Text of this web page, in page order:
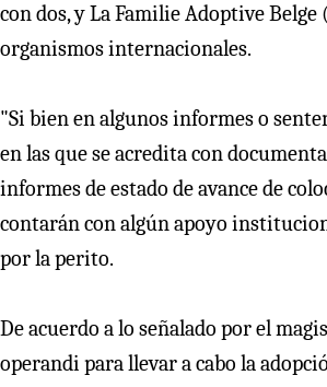
con dos, y La Familie Adoptive
organismos internacionales.
"Si bien en algunos informes o
en las que se acredita con
informes de estado de avance de
contarán con algún apoyo
por la perito.
De acuerdo a lo señalado por el
operandi para llevar a cabo la